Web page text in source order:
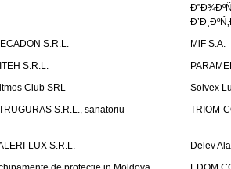
S.R.L.
MiF S.A.
S.R.L.
Club SRL
Solvex
S.R.L., sanatoriu
TRIOM-
LUX S.R.L.
Delev Ala